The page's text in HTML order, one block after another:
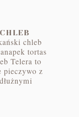
chleb
tortas
Telera to
pieczywo z